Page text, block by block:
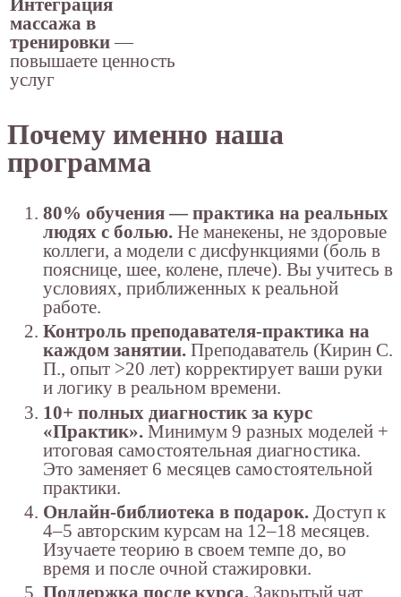
Интеграция
массажа в
тренировки—
повышаете ценность
услуг
Почему именно наша
программа
80% обучения — практика на реальных
людях с болью. Не манекены, не здоровые
коллеги, а модели с дисфункциями (боль в
пояснице, шее, колене, плече). Вы учитесь в
условиях, приближенных к реальной
работе.
Контроль преподавателя-практика на
каждом занятии. Преподаватель (Кирин С.
П., опыт >20 лет) корректирует ваши руки
и логику в реальном времени.
10+ полных диагностик за курс
«Практик». Минимум 9 разных моделей +
итоговая самостоятельная диагностика.
Это заменяет 6 месяцев самостоятельной
практики.
Онлайн-библиотека в подарок. Доступ к
4–5 авторским курсам на 12–18 месяцев.
Изучаете теорию в своем темпе до, во
время и после очной стажировки.